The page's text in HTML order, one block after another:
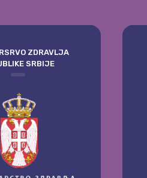
ZDRAVLJA
SRBIJE